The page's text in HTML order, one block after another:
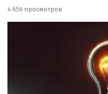
4 656 просмотров